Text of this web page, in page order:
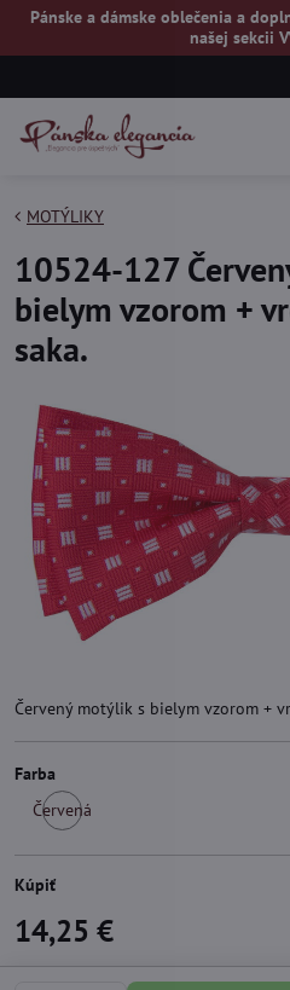
Pánske a dámske oblečenia a
našej sekcii
MOTÝLIKY
10524-127
bielym vzorom +
saka.
Červený motýlik s bielym vzorom +
Farba
Červená
Kúpiť
14,25 €